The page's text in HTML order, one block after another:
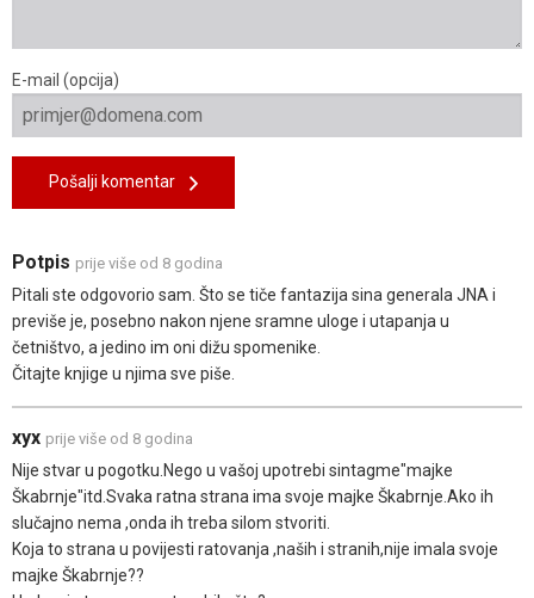
E-mail (opcija)
Pošalji komentar
Potpis prije više od 8 godina
Pitali ste odgovorio sam. Što se tiče fantazija sina generala JNA i
previše je, posebno nakon njene sramne uloge i utapanja u
četništvo, a jedino im oni dižu spomenike.
Čitajte knjige u njima sve piše.
xyx prije više od 8 godina
Nije stvar u pogotku.Nego u vašoj upotrebi sintagme"majke
Škabrnje"itd.Svaka ratna strana ima svoje majke Škabrnje.Ako ih
slučajno nema ,onda ih treba silom stvoriti.
Koja to strana u povijesti ratovanja ,naših i stranih,nije imala svoje
majke Škabrnje??